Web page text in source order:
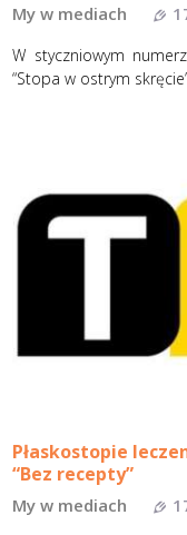
My w mediach
W styczniowym
“Stopa w ostrym
Płaskostopie
“Bez recepty”
My w mediach